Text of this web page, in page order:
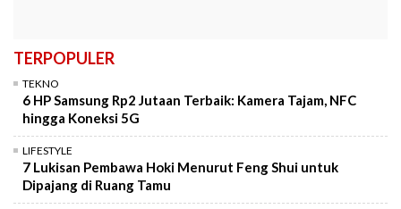
TERPOPULER
TEKNO
6 HP Samsung Rp2 Jutaan Terbaik: Kamera Tajam, NFC
hingga Koneksi 5G
LIFESTYLE
7 Lukisan Pembawa Hoki Menurut Feng Shui untuk
Dipajang di Ruang Tamu